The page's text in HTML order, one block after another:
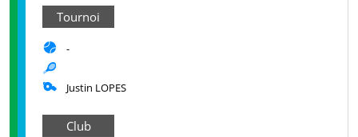
Tournoi
-
Justin LOPES
Club